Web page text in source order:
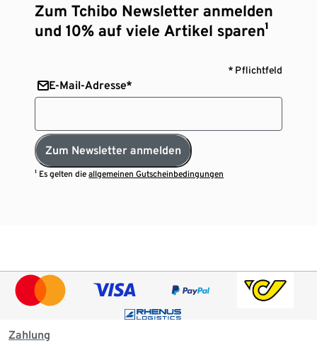
Zum Tchibo Newsletter anmelden
und 10% auf viele Artikel sparen¹
* Pflichtfeld
E-Mail-Adresse*
Zum Newsletter anmelden
¹ Es gelten dieallgemeinen Gutscheinbedingungen
Zahlung